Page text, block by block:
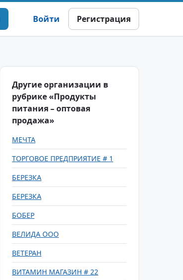
Войти Регистрация
Другие организации в
рубрике «Продукты
питания – оптовая
продажа»
МЕЧТА
ТОРГОВОЕ ПРЕДПРИЯТИЕ # 1
БЕРЕЗКА
БЕРЕЗКА
БОБЕР
ВЕЛИДА ООО
ВЕТЕРАН
ВИТАМИН МАГАЗИН # 22